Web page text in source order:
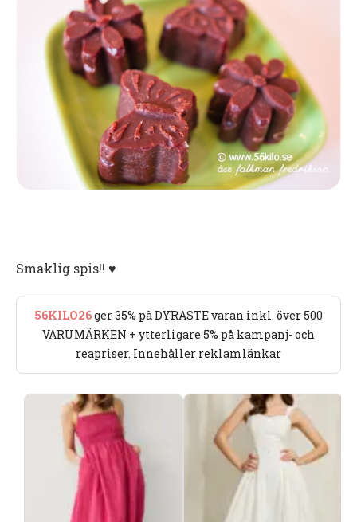
Smaklig spis!! ♥
56KILO26ger 35% på DYRASTE varan inkl. över 500
VARUMÄRKEN + ytterligare 5% på kampanj- och
reapriser. Innehåller reklamlänkar